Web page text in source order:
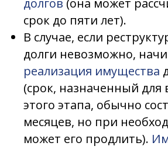
долгов (она может
срок до пяти лет).
В случае, если
долги невозможно,
реализация имущества
(срок, назначенный
этого этапа, обычно
месяцев, но при
может его продлить).